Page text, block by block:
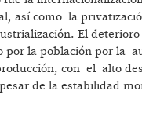
así como la
El
por la población por la
con el alto
de la estabilidad